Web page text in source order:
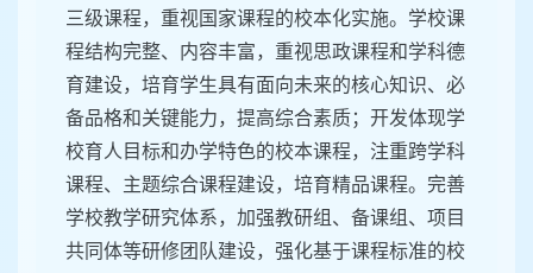
三级课程，重视国家课程的校本化实施。学校课
程结构完整、内容丰富，重视思政课程和学科德
育建设，培育学生具有面向未来的核心知识、必
备品格和关键能力，提高综合素质；开发体现学
校育人目标和办学特色的校本课程，注重跨学科
课程、主题综合课程建设，培育精品课程。完善
学校教学研究体系，加强教研组、备课组、项目
共同体等研修团队建设，强化基于课程标准的校